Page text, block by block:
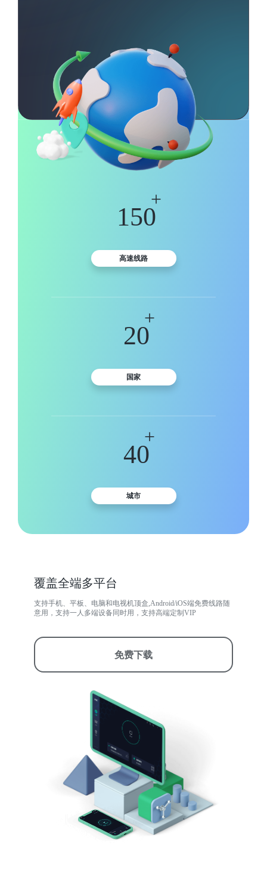
150
+
高速线路
20
+
国家
40
+
城市
覆盖全端多平台
支持手机、平板、电脑和电视机顶盒,Android/iOS端免费线路随
意用，支持一人多端设备同时用，支持高端定制VIP
免费下载